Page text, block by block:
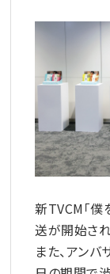
新TVCM「僕
送が開始され
また、アン